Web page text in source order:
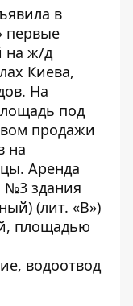
в
первые
на ж/д
Киева,
На
под
продажи
на
Аренда
№3 здания
(лит. «В»)
площадью
водоотвод